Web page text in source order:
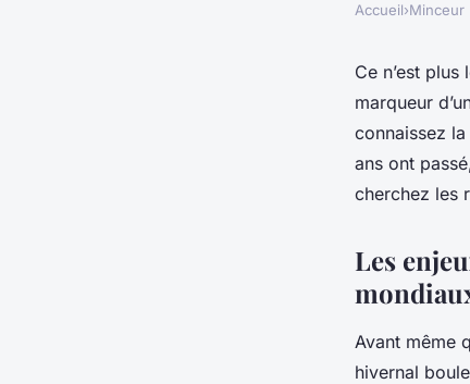
Analyse des
moments forts à
10 min de lecture
Accueil›Minceur
Ce n’est
marqueur
connaissez
ans ont
cherchez les
Les
Avant même
hivernal